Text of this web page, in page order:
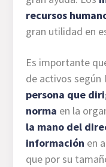
recursos
gran utilidad en
Es importante
de activos según
persona que
norma en la
la mano del
información en
que por su